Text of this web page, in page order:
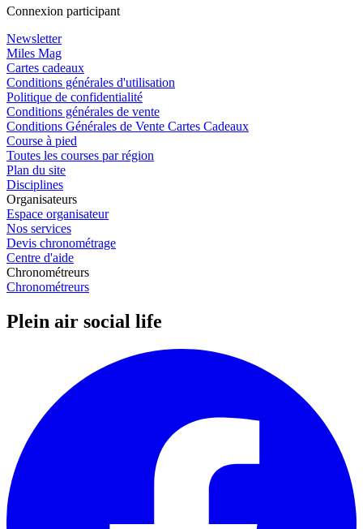
Connexion participant
Newsletter
Miles Mag
Cartes cadeaux
Conditions générales d'utilisation
Politique de confidentialité
Conditions générales de vente
Conditions Générales de Vente Cartes Cadeaux
Course à pied
Toutes les courses par région
Plan du site
Disciplines
Organisateurs
Espace organisateur
Nos services
Devis chronométrage
Centre d'aide
Chronométreurs
Chronométreurs
Plein air social life